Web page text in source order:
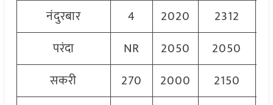
नंदुरबार
4 2020 2312
परंदा
NR 2050 2050
सकरी
270 2000 2150